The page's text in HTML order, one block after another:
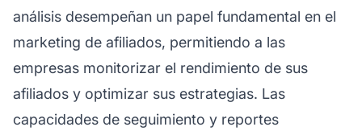
análisis desempeñan un papel fundamental en el
marketing de afiliados, permitiendo a las
empresas monitorizar el rendimiento de sus
afiliados y optimizar sus estrategias. Las
capacidades de seguimiento y reportes